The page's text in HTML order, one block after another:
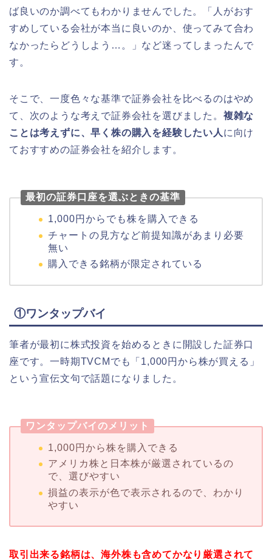
ば良いのか調べてもわかりませんでした。「人がおす
すめしている会社が本当に良いのか、使ってみて合わ
なかったらどうしよう…。」など迷ってしまったんで
す。
そこで、一度色々な基準で証券会社を比べるのはやめ
て、次のような考えで証券会社を選びました。 複雑な
ことは考えずに、早く株の購入を経験したい人 に向け
ておすすめの証券会社を紹介します。
最初の証券口座を選ぶときの基準
1,000円からでも株を購入できる
チャートの見方など前提知識があまり必要
無い
購入できる銘柄が限定されている
①ワンタップバイ
筆者が最初に株式投資を始めるときに開設した証券口
座です。一時期TVCMでも「1,000円から株が買える」
という宣伝文句で話題になりました。
ワンタップバイのメリット
1,000円から株を購入できる
アメリカ株と日本株が厳選されているの
で、選びやすい
損益の表示が色で表示されるので、わかり
やすい
取引出来る銘柄は、海外株も含めてかなり厳選されて